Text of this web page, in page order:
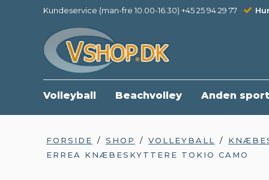
Kundeservice (man-fre 10.00-16.30) +45 25 94 29 77
Volleyball Beachvolley Anden sport
FORSIDE / SHOP / VOLLEYBALL /
ERREA KNÆBESKYTTERE TOKIO CAMO